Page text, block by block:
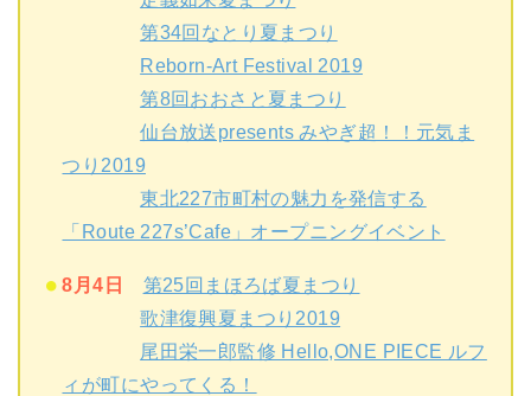
第34回なとり夏まつり
Reborn-Art Festival 2019
第8回おおさと夏まつり
仙台放送presents みやぎ超！！元気ま
つり2019
東北227市町村の魅力を発信する
「Route 227s’Cafe」オープニングイベント
8月4日
第25回まほろば夏まつり
歌津復興夏まつり2019
尾田栄一郎監修 Hello,ONE PIECE ルフ
ィが町にやってくる！